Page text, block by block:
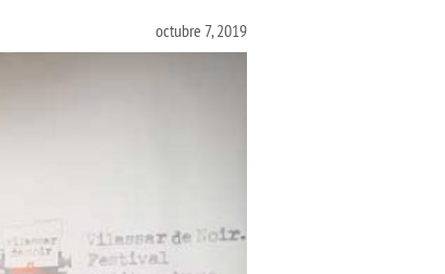
octubre 7, 2019